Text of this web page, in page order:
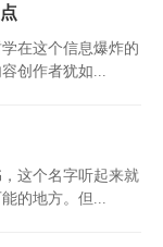
在这个信息爆炸的
创作者犹如...
这个名字听起来就
的地方。但...